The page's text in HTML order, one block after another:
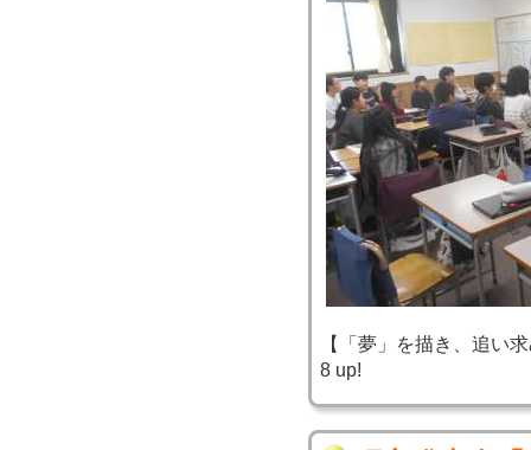
【「夢」を描き、追い
8 up!